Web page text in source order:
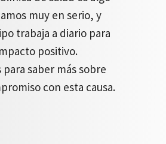
muy en serio, y
trabaja a diario para
positivo.
saber más sobre
con esta causa.